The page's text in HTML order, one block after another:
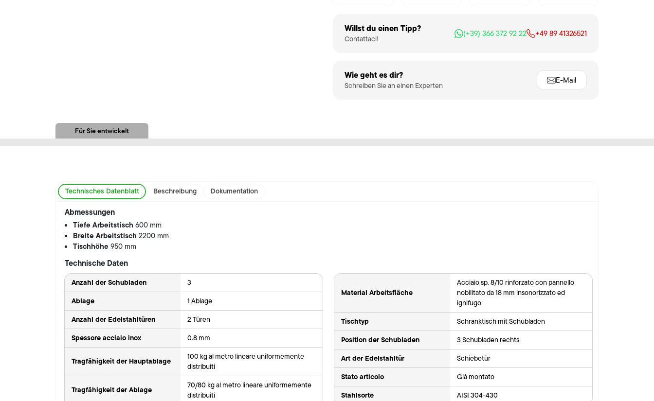
Willst du einen Tipp?
Contattaci!
(+39) 366 372 92 22 +49 89 41326521
Wie geht es dir?
Schreiben Sie an einen Experten
E-Mail
Für Sie entwickelt
Technisches Datenblatt Beschreibung Dokumentation
Abmessungen
Tiefe Arbeitstisch600 mm
Breite Arbeitstisch2200 mm
Tischhöhe950 mm
Technische Daten
Anzahl der Schubladen 3
Ablage 1 Ablage
Anzahl der Edelstahltüren 2 Türen
Spessore acciaio inox 0.8 mm
Tragfähigkeit der Hauptablage
100 kg al metro lineare uniformemente
distribuiti
Tragfähigkeit der Ablage
70/80 kg al metro lineare uniformemente
distribuiti
Material Arbeitsfläche
Acciaio sp. 8/10 rinforzato con pannello
nobilitato da 18 mm insonorizzato ed
ignifugo
Tischtyp Schranktisch mit Schubladen
Position der Schubladen 3 Schubladen rechts
Art der Edelstahltür Schiebetür
Stato articolo Già montato
Stahlsorte AISI 304-430